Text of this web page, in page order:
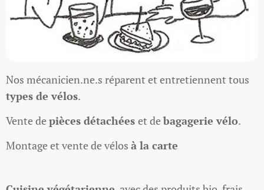
Nos mécanicien.ne.s réparent et entretiennent tous
types de vélos.
Vente depièces détachées et debagagerie vélo.
Montage et vente de vélos à la carte